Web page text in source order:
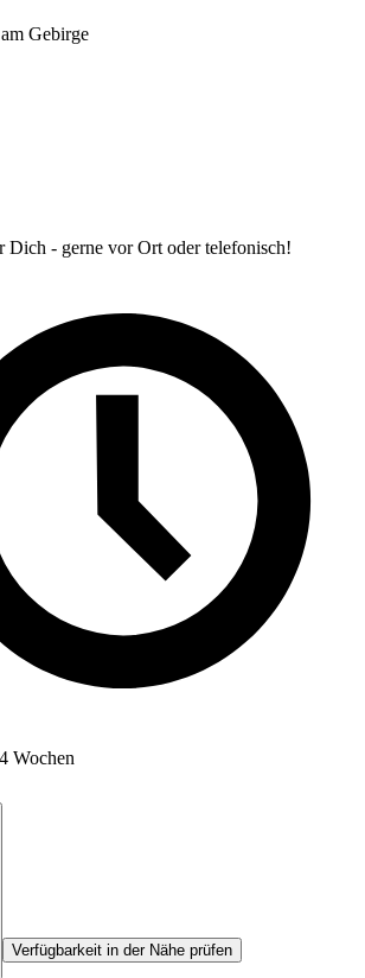
Gebirge
Dich - gerne vor Ort oder telefonisch!
Wochen
Verfügbarkeit in der Nähe prüfen